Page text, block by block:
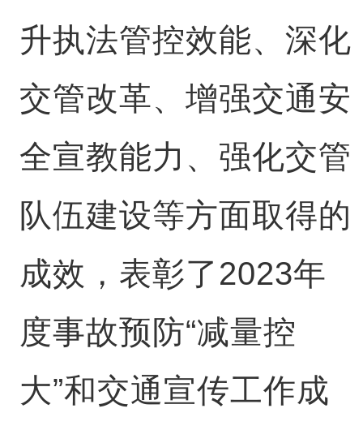
升执法管控效能、深化
交管改革、增强交通安
全宣教能力、强化交管
队伍建设等方面取得的
成效，表彰了2023年
度事故预防“减量控
大”和交通宣传工作成